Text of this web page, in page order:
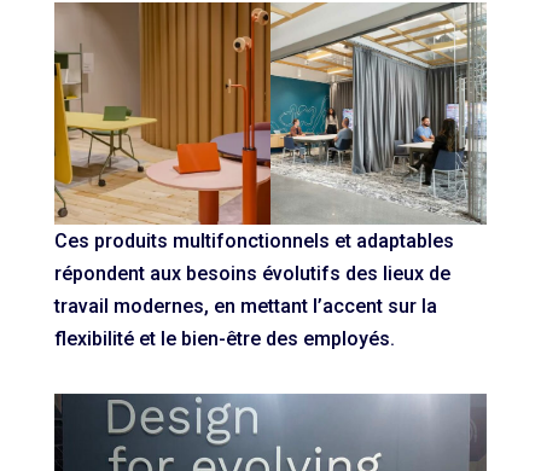
Ces produits multifonctionnels et adaptables
répondent aux besoins évolutifs des lieux de
travail modernes, en mettant l’accent sur la
flexibilité et le bien-être des employés.